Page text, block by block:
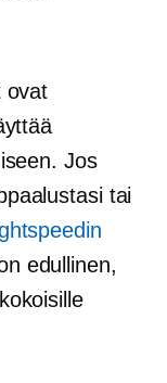
ovat
Jos
tai
edullinen,